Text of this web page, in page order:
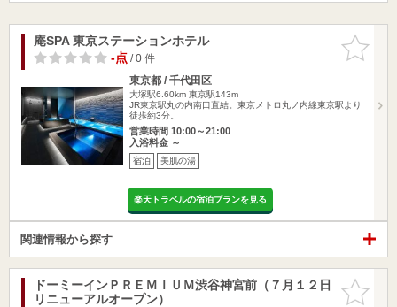
お気に入
りに追加
庵SPA 東京ステーションホテル
-点/ 0 件
東京都 / 千代田区
大塚駅6.60km 東京駅143m
JR東京駅丸の内南口直結。東京メトロ丸ノ内線東京駅より
徒歩約3分。
営業時間 10:00～21:00
入浴料金 ～
宿泊 美肌の湯
楽天トラベルの宿泊プランを見る
関連情報から探す
お気に入
りに追加
ドーミーインＰＲＥＭＩＵＭ渋谷神宮前（７月１２日
リニューアルオープン）